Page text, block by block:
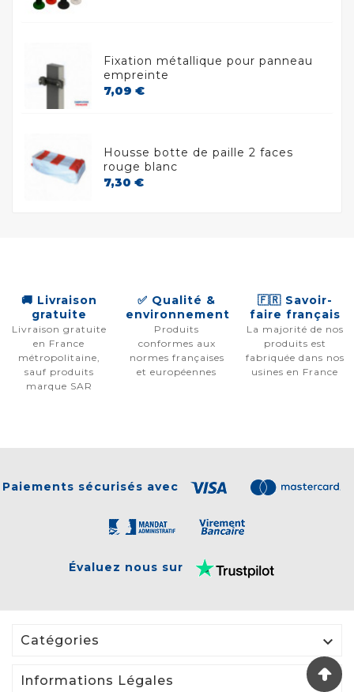
Fixation métallique pour panneau
empreinte
7,09 €Prix
Housse botte de paille 2 faces
rouge blanc
7,30 €Prix
🚚 Livraison
gratuite
Livraison gratuite
en France
métropolitaine,
sauf produits
marque SAR
✅ Qualité &
environnement
Produits
conformes aux
normes françaises
et européennes
🇫🇷 Savoir-
faire français
La majorité de nos
produits est
fabriquée dans nos
usines en France
Paiements sécurisés avec
Évaluez nous sur
Catégories 
Informations Légales 